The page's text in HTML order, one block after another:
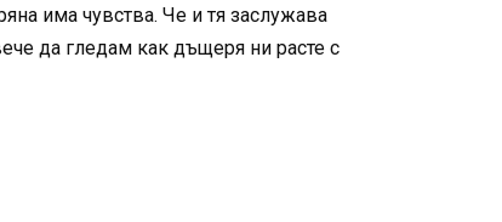
има чувства. Че и тя заслужава
да гледам как дъщеря ни расте с